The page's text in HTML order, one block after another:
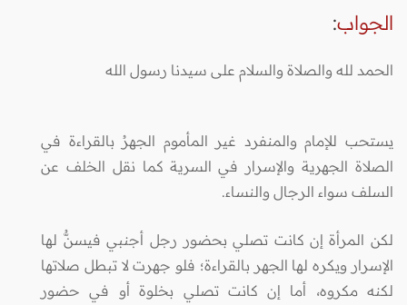
الجواب:
الحمد لله والصلاة والسلام على سيدنا رسول الله
يستحب للإمام والمنفرد غير المأموم الجهرُ بالقراءة في
الصلاة الجهرية والإسرار في السرية كما نقل الخلف عن
السلف سواء الرجال والنساء.
لكن المرأة إن كانت تصلي بحضور رجل أجنبي فيسنُّ لها
الإسرار ويكره لها الجهر بالقراءة؛ فلو جهرت لا تبطل صلاتها
لكنه مكروه، أما إن كانت تصلي بخلوة أو في حضور